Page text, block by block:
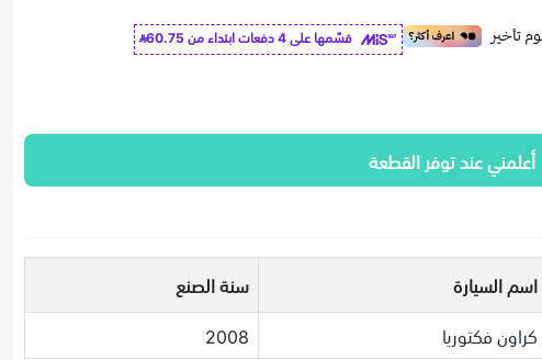
قسّمها على 4 دفعات ابتداء من
60.75
أعلمني عند توفر القطعة
اسم السيارة
سنة الصنع
كراون فكتوريا 2008